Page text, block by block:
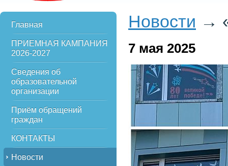
Главная
ПРИЕМНАЯ КАМПАНИЯ
2026-2027
Сведения об
образовательной
организации
Приём обращений
граждан
КОНТАКТЫ
Новости
Новости →
7 мая 2025